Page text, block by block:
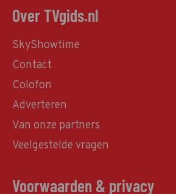
Over TVgids.nl
SkyShowtime
Contact
Colofon
Adverteren
Van onze partners
Veelgestelde vragen
Voorwaarden & privacy